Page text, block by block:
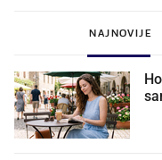
NAJNOVIJE